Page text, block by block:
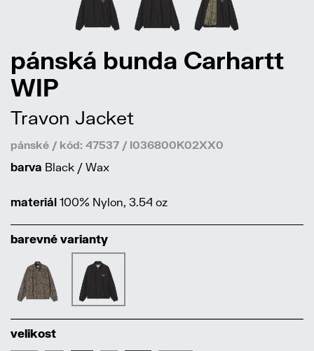
pánská bunda Carhartt
WIP
Travon Jacket
pánské / kód: 47537 / I036800K02XX0
barva Black / Wax
materiál 100% Nylon, 3.54 oz
barevné varianty
velikost